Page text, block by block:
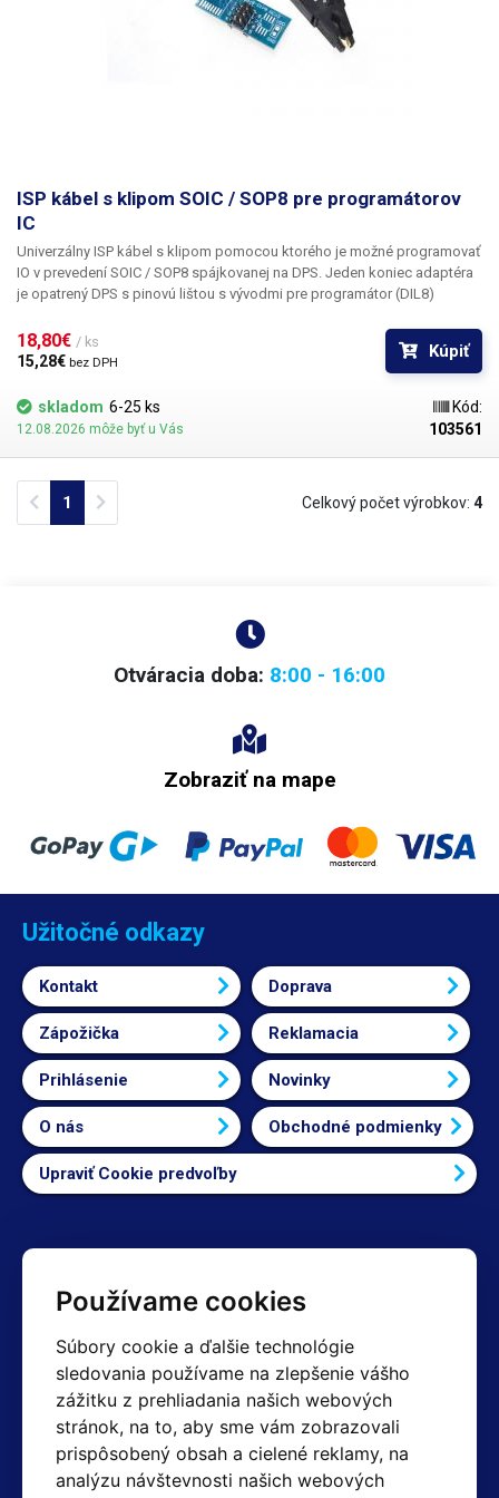
Používame cookies
Súbory cookie a ďalšie technológie
sledovania používame na zlepšenie vášho
zážitku z prehliadania našich webových
stránok, na to, aby sme vám zobrazovali
prispôsobený obsah a cielené reklamy, na
analýzu návštevnosti našich webových
ISP kábel s klipom SOIC / SOP8 pre programátorov
IC
Univerzálny ISP kábel s klipom pomocou ktorého je možné programovať
IO v prevedení SOIC / SOP8 spájkovanej na DPS. Jeden koniec adaptéra
je opatrený DPS s pinovú lištou s vývodmi pre programátor (DIL8)
zacvakne na IO, ktoré je už pripájané na DPS (SOICS / SOP8) vďaka
adaptéru je možné programovať IO bez nutnosti vybratia čipu z dosky
plošných spojov, to šetrí čas a znižuje riziko poškodenia nedostupných
či drahých IO pri odspájkovaní z DPS. Adaptér je možné použiť so
všetkými programátormi s ZIP či DIL8 pätici napríklad XGecu TL866II
Dĺžka kábla:
18,80€ / ks
15,28€ bez DPH
Kúpiť
skladom 6-25 ks
12.08.2026 môže byť u Vás
Kód:
103561
Previous
1 Celkový počet výrobkov: 4
Otváracia doba: 8:00 - 16:00
Zobraziť na mape
Užitočné odkazy
Kontakt Doprava
Zápožička Reklamacia
Prihlásenie Novinky
O nás Obchodné podmienky
Upraviť Cookie predvoľby
Kontakty
+420 603 357 606 +420 605 234 204
info@hotair.cz
Fakturačné a expedičné oddelenie
+420 605 259 759 (Po–Pia: 7:30 – 15:00)
Technické oddelenie